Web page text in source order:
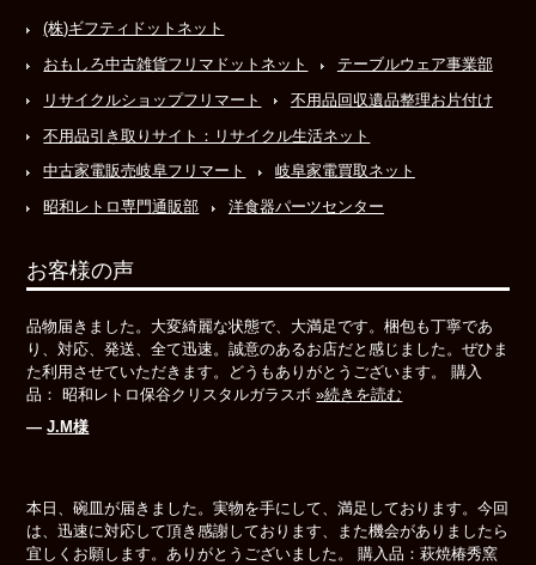
(株)ギフティドットネット
おもしろ中古雑貨フリマドットネット
テーブルウェア事業部
リサイクルショップフリマート
不用品回収遺品整理お片付け
不用品引き取りサイト：リサイクル生活ネット
中古家電販売岐阜フリマート
岐阜家電買取ネット
昭和レトロ専門通販部
洋食器パーツセンター
お客様の声
品物届きました。大変綺麗な状態で、大満足です。梱包も丁寧であ
り、対応、発送、全て迅速。誠意のあるお店だと感じました。ぜひま
た利用させていただきます。どうもありがとうございます。 購入
品： 昭和レトロ保谷クリスタルガラスボ»続きを読む
―J.M様
本日、碗皿が届きました。実物を手にして、満足しております。今回
は、迅速に対応して頂き感謝しております、また機会がありましたら
宜しくお願します。ありがとうございました。 購入品：萩焼椿秀窯